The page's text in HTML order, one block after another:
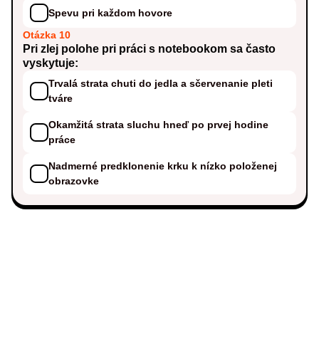
Spevu pri každom hovore
Otázka 10
Pri zlej polohe pri práci s notebookom sa často
vyskytuje:
Trvalá strata chuti do jedla a sčervenanie pleti
tváre
Okamžitá strata sluchu hneď po prvej hodine
práce
Nadmerné predklonenie krku k nízko položenej
obrazovke